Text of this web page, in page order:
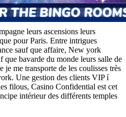
leurs ascensions leurs
pour Paris. Entre intrigues
sauf que affaire, New york
que bavarde du monde leurs salle de
me transporte de les coulisses très
Une gestion des clients VIP í
filous, Casino Confidential est cet
intérieur des différents temples